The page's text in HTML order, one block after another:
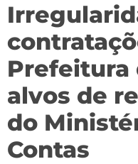
Prefeitura
alvos de
do
Contas